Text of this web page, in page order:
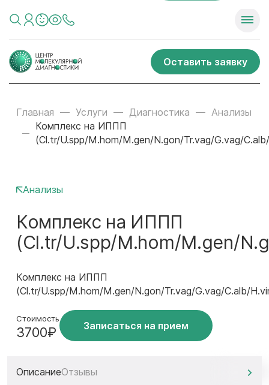
Оставить заявку
Главная Услуги Диагностика
Анализы
Комплекс на ИППП
(Cl.tr/U.spp/M.hom/M.gen/N.gon/Tr.vag/G.vag/
Анализы
Комплекс на ИППП
(Cl.tr/U.spp/M.hom/M.gen/
Комплекс на ИППП
(Cl.tr/U.spp/M.hom/M.gen/N.gon/Tr.vag/G.vag/C.alb/
Стоимость
3700₽ Записаться на прием
ОписаниеОтзывы